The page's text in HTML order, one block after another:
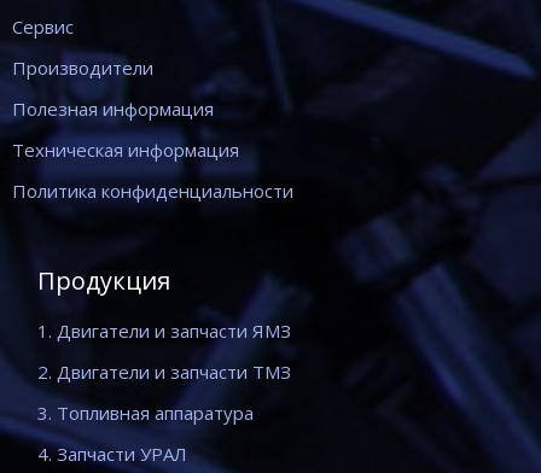
Сервис
Производители
Полезная информация
Техническая информация
Политика конфиденциальности
Продукция
1. Двигатели и запчасти ЯМЗ
2. Двигатели и запчасти ТМЗ
3. Топливная аппаратура
4. Запчасти УРАЛ